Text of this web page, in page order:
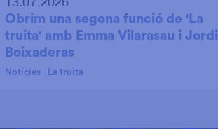
Obrim una segona funció de 'La
truita' amb Emma Vilarasau i Jordi
Boixaderas
Notícies La truita